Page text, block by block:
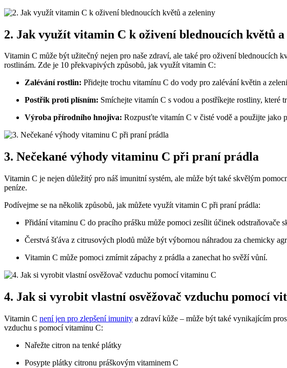
2. Jak využít vitamin C k oživení blednoucích květů
Vitamin C může být užitečný nejen pro naše zdraví, ale také pro oživení blednoucích
rostlinám. Zde je 10 překvapivých způsobů, jak využít vitamin C:
Zalévání rostlin: Přidejte trochu vitamínu C do vody pro zalévání květin a
Postřik proti plísním: Smíchejte vitamín C s vodou a postříkejte rostliny, které
Výroba přírodního hnojiva: Rozpusťte vitamín C v čisté vodě a použijte jako
3. Nečekané výhody vitaminu C při praní prádla
Vitamin C je nejen důležitý pro náš imunitní systém, ale může být také skvělým
peníze.
Podívejme se na několik způsobů, jak můžete využít vitamin C při praní prádla:
Přidání vitaminu C do pracího prášku může pomoci zesílit účinek odstraňovače
Čerstvá šťáva z citrusových plodů může být výbornou náhradou za chemicky
Vitamin C může pomoci zmírnit zápachy z prádla a zanechat ho svěží vůní.
4. Jak si vyrobit vlastní osvěžovač vzduchu pomocí
Vitamin C není jen pro zlepšení imunity a zdraví kůže – může být také vynikajícím
vzduchu s pomocí vitaminu C:
Nařežte citron na tenké plátky
Posypte plátky citronu práškovým vitaminem C